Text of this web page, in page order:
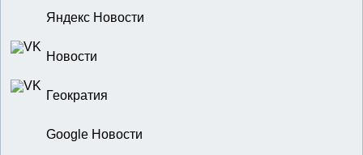
Яндекс Новости
Новости
Геократия
Google Новости